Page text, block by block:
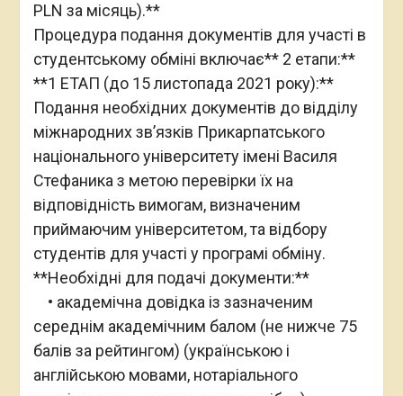
PLN за місяць).**
Процедура подання документів для участі в
студентському обміні включає** 2 етапи:**
**1 ЕТАП (до 15 листопада 2021 року):**
Подання необхідних документів до відділу
міжнародних зв’язків Прикарпатського
національного університету імені Василя
Стефаника з метою перевірки їх на
відповідність вимогам, визначеним
приймаючим університетом, та відбору
студентів для участі у програмі обміну.
**Необхідні для подачі документи:**
• академічна довідка із зазначеним
середнім академічним балом (не нижче 75
балів за рейтингом) (українською і
англійською мовами, нотаріального